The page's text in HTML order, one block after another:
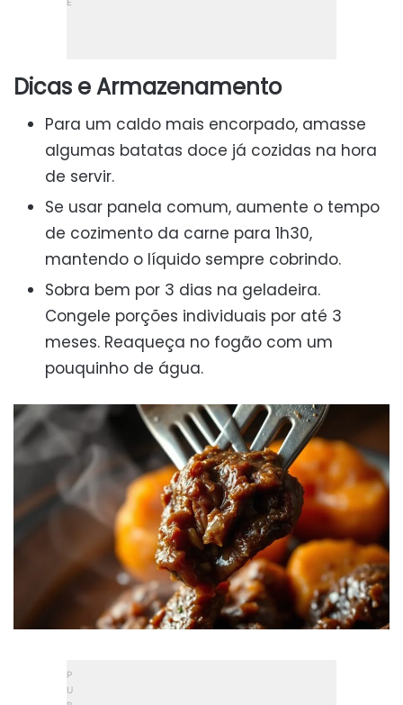
Dicas e Armazenamento
Para um caldo mais encorpado, amasse
algumas batatas doce já cozidas na hora
de servir.
Se usar panela comum, aumente o tempo
de cozimento da carne para 1h30,
mantendo o líquido sempre cobrindo.
Sobra bem por 3 dias na geladeira.
Congele porções individuais por até 3
meses. Reaqueça no fogão com um
pouquinho de água.